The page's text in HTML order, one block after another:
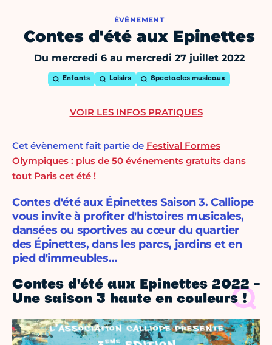
ÉVÈNEMENT
Contes d'été aux Epinettes
Du mercredi 6 au mercredi 27 juillet 2022
Enfants Loisirs Spectacles musicaux
Cet évènement fait partie de Festival Formes
Olympiques : plus de 50 événements gratuits dans
tout Paris cet été !
Contes d'été aux Épinettes Saison 3. Calliope
vous invite à profiter d'histoires musicales,
dansées ou sportives au cœur du quartier
des Épinettes, dans les parcs, jardins et en
pied d'immeubles…
Contes d'été aux Epinettes 2022 -
Une saison 3 haute en couleurs !
VOIR LES INFOS PRATIQUES